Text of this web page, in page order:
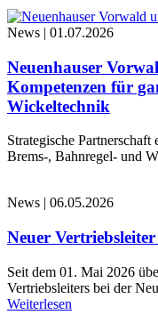
News | 01.07.2026
Neuenhauser
Kompetenzen für
Wickeltechnik
Strategische
Brems-, Bahnregel- und
News | 06.05.2026
Neuer
Seit dem 01. Mai 2026
Vertriebsleiters bei der
Weiterlesen